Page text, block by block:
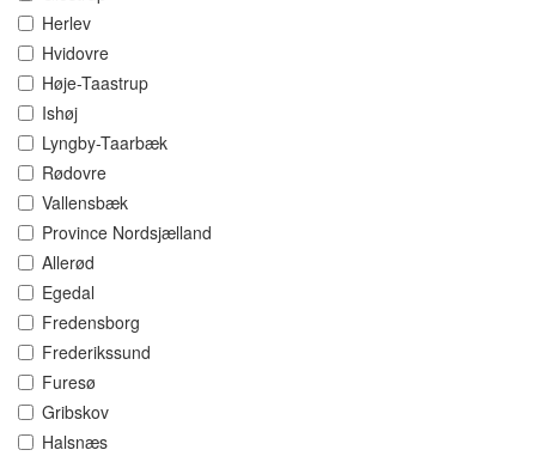
Herlev
Hvidovre
Høje-Taastrup
Ishøj
Lyngby-Taarbæk
Rødovre
Vallensbæk
Province Nordsjælland
Allerød
Egedal
Fredensborg
Frederikssund
Furesø
Gribskov
Halsnæs